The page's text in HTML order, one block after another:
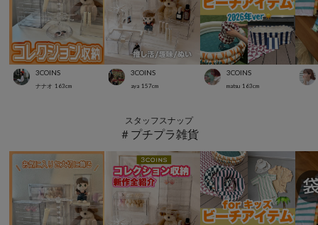
3COINS
ナナオ 163cm
3COINS
aya 157cm
3COINS
matsu 163cm
スタッフスナップ
＃プチプラ雑貨